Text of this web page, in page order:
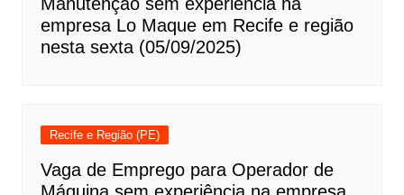
empresa Lo Maque em Recife e região
nesta sexta (05/09/2025)
Recife e Região (PE)
Vaga de Emprego para Operador de